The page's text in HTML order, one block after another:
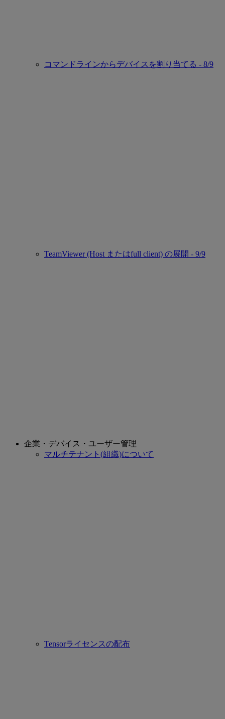
コマンドラインからデバイスを割り当てる - 8/9
TeamViewer (Host またはfull client) の展開 - 9/9
企業・デバイス・ユーザー管理
マルチテナント(組織)について
Tensorライセンスの配布